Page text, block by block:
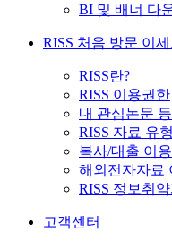
BI 및 배너 다
RISS 처음 방문 이
RISS란?
RISS 이용권한
내 관심논문
RISS 자료 유
복사/대출 이
해외전자자료
RISS 정보취
고객센터